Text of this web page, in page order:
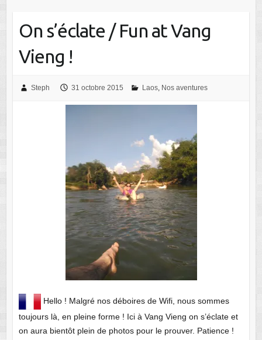
On s’éclate / Fun at Vang
Vieng !
Steph 31 octobre 2015 Laos, Nos aventures
Hello ! Malgré nos déboires de Wifi, nous sommes
toujours là, en pleine forme ! Ici à Vang Vieng on s’éclate et
on aura bientôt plein de photos pour le prouver. Patience !